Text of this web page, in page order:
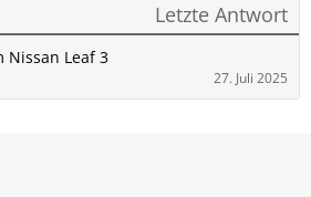
Letzte Antwort
Nissan Leaf 3
27. Juli 2025